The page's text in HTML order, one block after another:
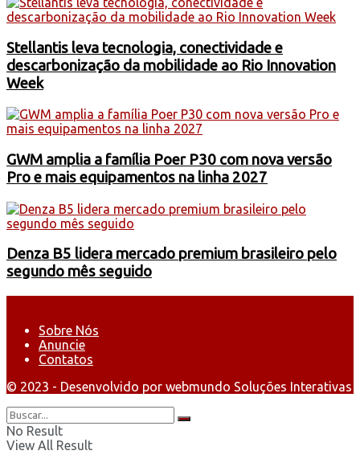
Stellantis leva tecnologia, conectividade e
descarbonização da mobilidade ao Rio Innovation
Week
GWM amplia a família Poer P30 com nova versão
Pro e mais equipamentos na linha 2027
Denza B5 lidera mercado premium brasileiro pelo
segundo mês seguido
Sobre Nós
Anuncie
Contatos
© 2023 - Desenvolvido por webmundo Soluções Interativas
No Result
View All Result